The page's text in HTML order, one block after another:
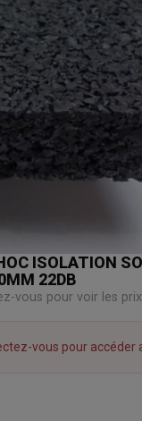
ISOLATION
22DB
vous pour voir les
vous pour accéder